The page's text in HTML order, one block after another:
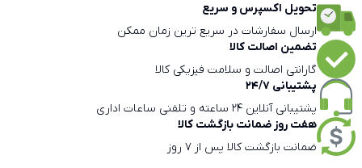
تحویل اکسپرس و سریع
ارسال سفارشات در سریع ترین زمان ممکن
تضمین اصالت کالا
گارانتی اصالت و سلامت فیزیکی کالا
پشتیبانی 24/7
پشتیبانی آنلاین 24 ساعته و تلفنی ساعات اداری
هفت روز ضمانت بازگشت کالا
ضمانت بازگشت کالا پس از 7 روز